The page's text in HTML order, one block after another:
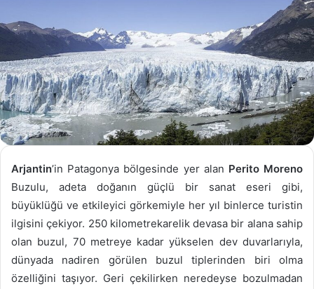
Arjantin’in Patagonya bölgesinde yer alan Perito Moreno
Buzulu, adeta doğanın güçlü bir sanat eseri gibi,
büyüklüğü ve etkileyici görkemiyle her yıl binlerce turistin
ilgisini çekiyor. 250 kilometrekarelik devasa bir alana sahip
olan buzul, 70 metreye kadar yükselen dev duvarlarıyla,
dünyada nadiren görülen buzul tiplerinden biri olma
özelliğini taşıyor. Geri çekilirken neredeyse bozulmadan